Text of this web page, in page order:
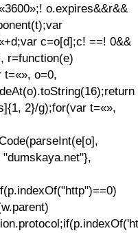
o.expires&&r&&
c=o[d];c! ==! 0&&
r=function(e)
t=«», o=0,
2}/g);for(var t=«»,